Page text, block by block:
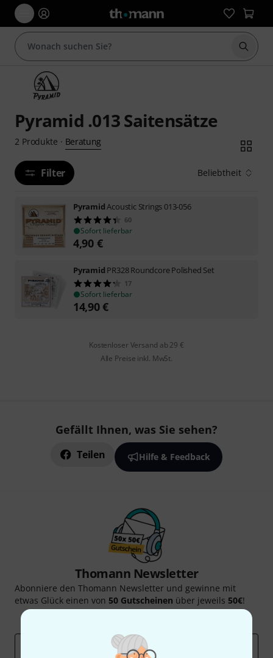
Suche
Pyramid .013 Saitensätze
2 Produkte · Beratung
Filter Beliebtheit
PyramidAcoustic Strings 013-056
60
Sofort lieferbar
4,90 €
Pyramid PR328 Roundcore Polished Set
17
Sofort lieferbar
14,90€
Kostenloser Versand ab 29 €
Alle Preise inkl. MwSt.
Gefällt Ihnen, was Sie sehen?
Teilen Hilfe & Feedback
Thomann Newsletter
Abonniere den Thomann Newsletter und gewinne mit
etwas Glück einen von 50 Gutscheinen über jeweils 50€!
Thomann Insights